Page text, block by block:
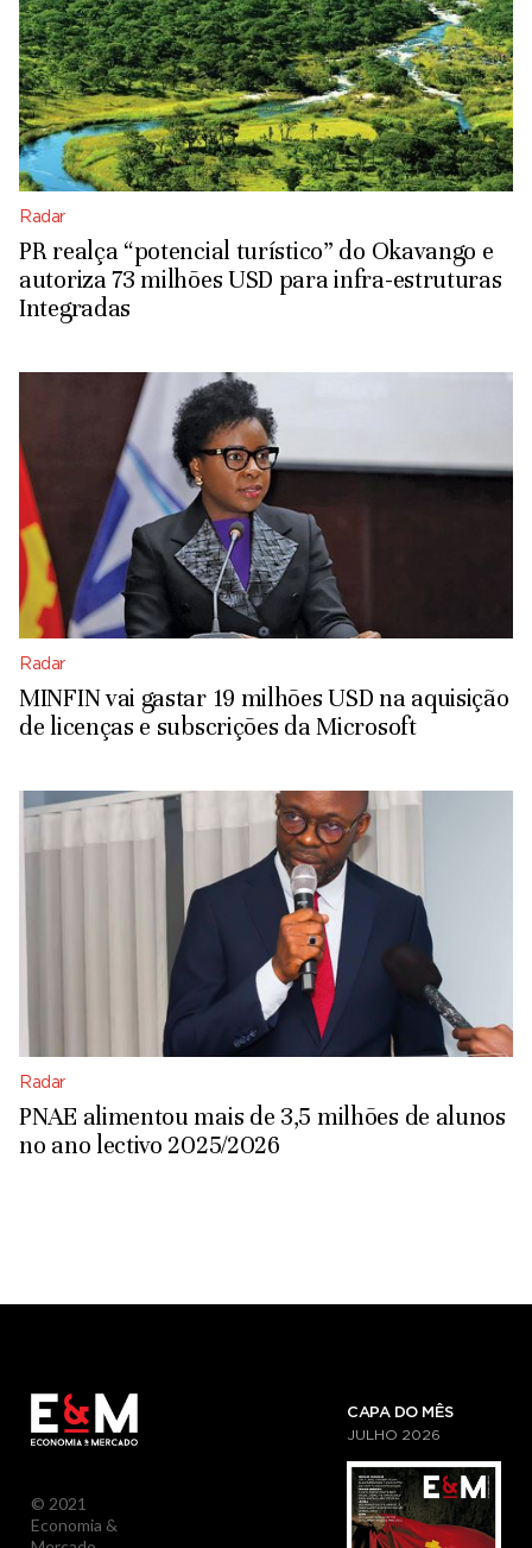
Radar
PR realça “potencial turístico” do Okavango e
autoriza 73 milhões USD para infra-estruturas
Integradas
Radar
MINFIN vai gastar 19 milhões USD na aquisição
de licenças e subscrições da Microsoft
Radar
PNAE alimentou mais de 3,5 milhões de alunos
no ano lectivo 2025/2026
© 2021
Economia &
CAPA DO MÊS
JULHO 2026